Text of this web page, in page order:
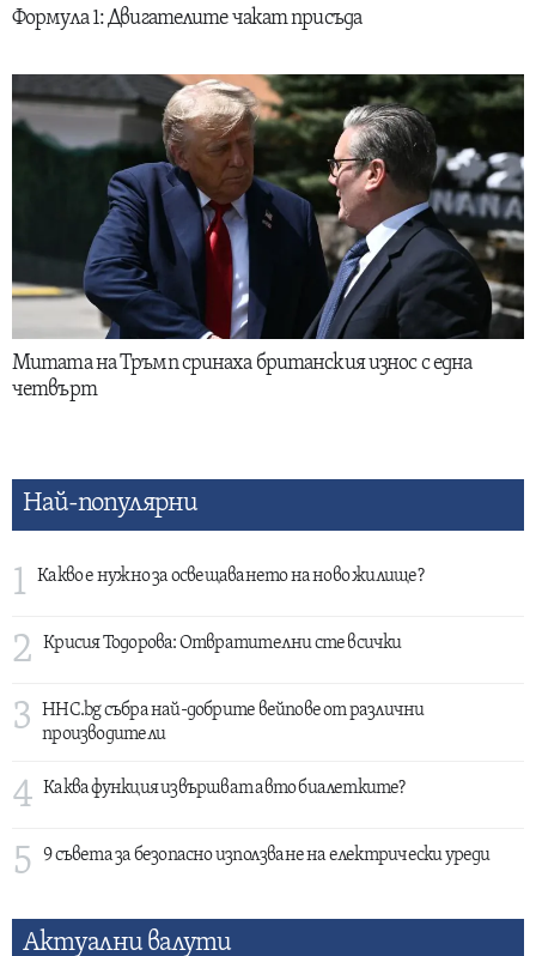
Формула 1: Двигателите чакат присъда
Митата на Тръмп сринаха британския износ с една
четвърт
Най-популярни
1 Какво е нужно за освещаването на ново жилище?
2 Крисия Тодорова: Отвратителни сте всички
3
HHC.bg събра най-добрите вейпове от различни
производители
4 Каква функция извършват авто биалетките?
5 9 съвета за безопасно използване на електрически уреди
Актуални валути